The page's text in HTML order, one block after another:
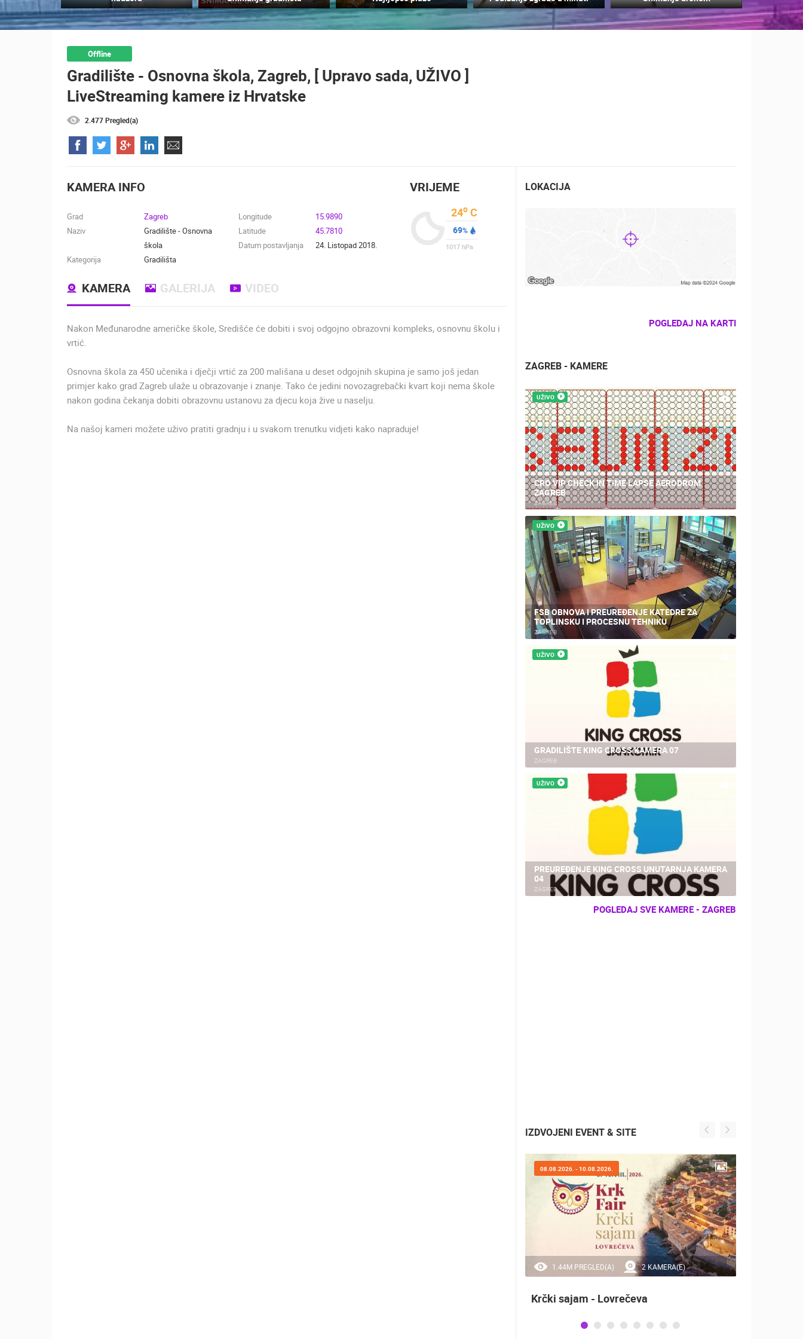
SUTIVAN, OTOK BRAČ PANORAMSKA
OKRETNA KAMERA
MRKOPALJ SANJKALIŠTE
ČELIMBAŠA
NAJBOLJE S WEBA GRADOVI I MJESTA HD - OKRETNE KAMERE GRADILIŠTA SKIJANJE I SNIJEG PLAŽE
TRANSPORT I PROMET ZNAMENITOSTI SVJETSKA BAŠTINA
Offline
Gradilište - Osnovna škola, Zagreb, [ Upravo sada, UŽIVO ]
LiveStreaming kamere iz Hrvatske
2.477 Pregled(a)
KAMERA INFO
Grad
Zagreb
Naziv
Gradilište - Osnovna
škola
Kategorija
Gradilišta
Longitude
15.9890
Latitude
45.7810
Datum postavljanja
24. Listopad 2018.
VRIJEME
24o C
69%
1017 hPa
KAMERA GALERIJA VIDEO
Nakon Međunarodne američke škole, Središće će dobiti i svoj odgojno obrazovni kompleks, osnovnu školu i
vrtić.
Osnovna škola za 450 učenika i dječji vrtić za 200 mališana u deset odgojnih skupina je samo još jedan
primjer kako grad Zagreb ulaže u obrazovanje i znanje. Tako će jedini novozagrebački kvart koji nema škole
nakon godina čekanja dobiti obrazovnu ustanovu za djecu koja žive u naselju.
Na našoj kameri možete uživo pratiti gradnju i u svakom trenutku vidjeti kako napraduje!
LOKACIJA
POGLEDAJ NA KARTI
ZAGREB - KAMERE
UŽIVO
CRO VIP CHECK IN TIME LAPSE AERODROM
ZAGREB
ZAGREB
UŽIVO
FSB OBNOVA I PREUREĐENJE KATEDRE ZA
TOPLINSKU I PROCESNU TEHNIKU
ZAGREB
UŽIVO
GRADILIŠTE KING CROSS KAMERA 07
ZAGREB
UŽIVO
PREUREĐENJE KING CROSS UNUTARNJA KAMERA
04
ZAGREB
POGLEDAJ SVE KAMERE - ZAGREB
IZDVOJENI EVENT & SITE
1.44M PREGLED(A) 2 KAMERA(E)
08.08.2026. - 10.08.2026.
Krčki sajam - Lovrečeva